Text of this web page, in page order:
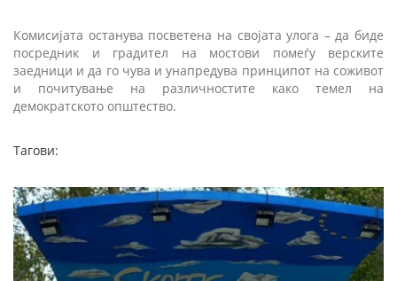
Комисијата останува посветена на својата улога – да биде
посредник и градител на мостови помеѓу верските
заедници и да го чува и унапредува принципот на соживот
и почитување на различностите како темел на
демократското општество.
Тагови: